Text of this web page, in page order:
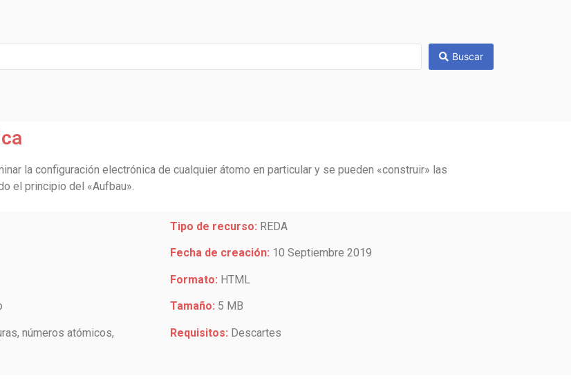
Buscar
la configuración electrónica de cualquier átomo en particular y se pueden «construir» las
el principio del «Aufbau».
números atómicos,
Tipo de recurso: REDA
Fecha de creación: 10 Septiembre 2019
Formato: HTML
Tamaño: 5 MB
Requisitos: Descartes